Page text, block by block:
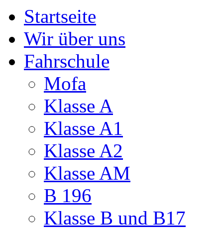
Startseite
Wir über uns
Fahrschule
Mofa
Klasse A
Klasse A1
Klasse A2
Klasse AM
B 196
Klasse B und B17